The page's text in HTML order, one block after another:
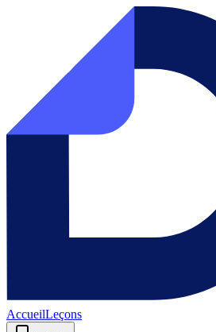
AccueilLeçons